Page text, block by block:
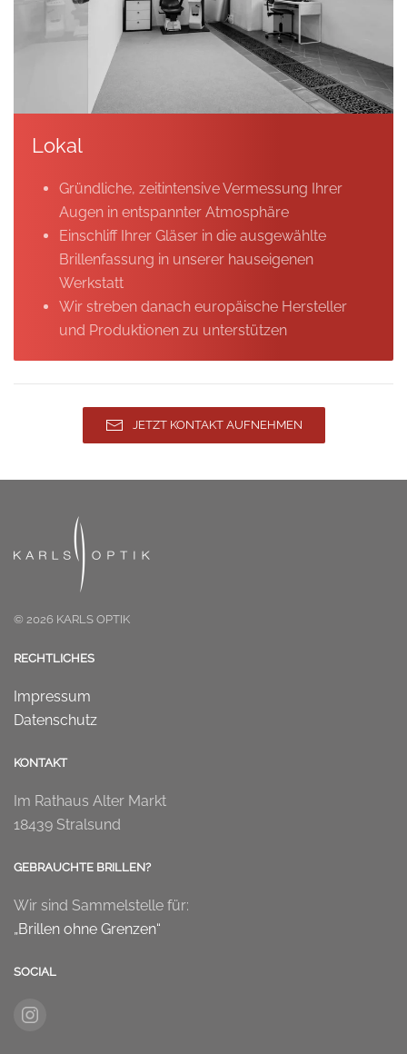
Lokal
Gründliche, zeitintensive Vermessung Ihrer
Augen in entspannter Atmosphäre
Einschliff Ihrer Gläser in die ausgewählte
Brillenfassung in unserer hauseigenen
Werkstatt
Wir streben danach europäische Hersteller
und Produktionen zu unterstützen
JETZT KONTAKT AUFNEHMEN
© 2026 KARLS OPTIK
RECHTLICHES
Impressum
Datenschutz
KONTAKT
Im Rathaus Alter Markt
18439 Stralsund
GEBRAUCHTE BRILLEN?
Wir sind Sammelstelle für:
„Brillen ohne Grenzen“
SOCIAL